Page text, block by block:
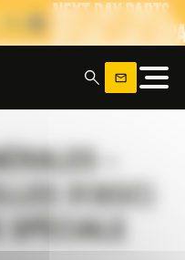
–
313(GC)
SPÉCIALE